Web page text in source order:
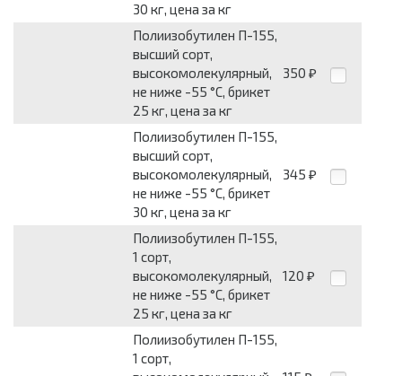
30 кг, цена за кг
Полиизобутилен П-155,
высший сорт,
высокомолекулярный,
не ниже -55 °C, брикет
25 кг, цена за кг
350 ₽
Полиизобутилен П-155,
высший сорт,
высокомолекулярный,
не ниже -55 °C, брикет
30 кг, цена за кг
345 ₽
Полиизобутилен П-155,
1 сорт,
высокомолекулярный,
не ниже -55 °C, брикет
25 кг, цена за кг
120 ₽
Полиизобутилен П-155,
1 сорт,